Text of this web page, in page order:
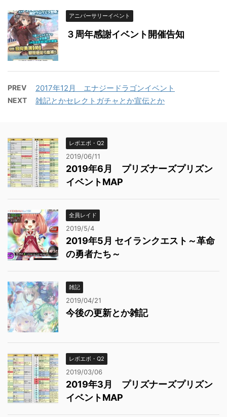
アニバーサリーイベント
３周年感謝イベント開催告知
PREV 2017年12月 エナジードラゴンイベント
NEXT 雑記とかセレクトガチャとか宣伝とか
レボエボ・Q2
2019/06/11
2019年6月 プリズナーズプリズン
イベントMAP
全員レイド
2019/5/4
2019年5月 セイランクエスト～革命
の勇者たち～
雑記
2019/04/21
今後の更新とか雑記
レボエボ・Q2
2019/03/06
2019年3月 プリズナーズプリズン
イベントMAP